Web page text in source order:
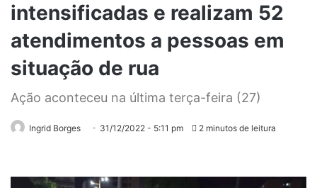
intensificadas e realizam 52
atendimentos a pessoas em
situação de rua
Ação aconteceu na última terça-feira (27)
Ingrid Borges 31/12/2022 - 5:11 pm 2 minutos de leitura